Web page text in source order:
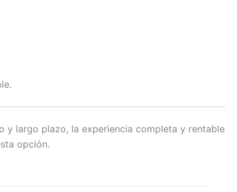
y largo plazo, la experiencia completa y rentable
opción.